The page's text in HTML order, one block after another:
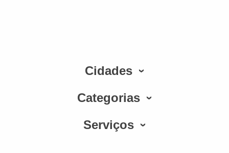
Cidades
Categorias
Serviços